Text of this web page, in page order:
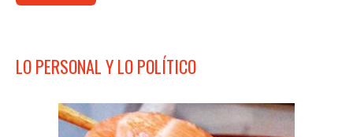
LO PERSONAL Y LO POLÍTICO